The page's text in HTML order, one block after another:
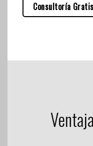
Consultoría Gratis